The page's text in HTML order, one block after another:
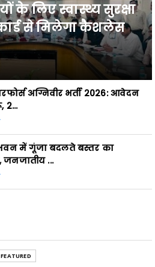
के लिए स्वास्थ्य सुरक्षा
से मिलेगा कैशलेस
अग्निवीर भर्ती 2026: आवेदन
2...
भवन में गूंजा बदलते बस्तर का
जनजातीय ...
FEATURED